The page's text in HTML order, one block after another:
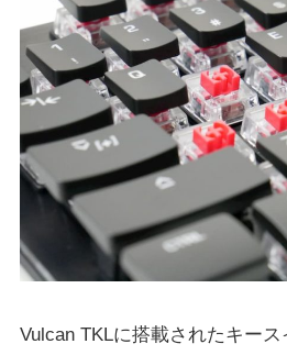
Vulcan TKLに搭載されたキー